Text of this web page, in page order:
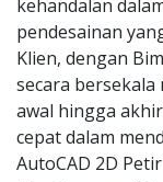
kehandalan
pendesainan
Klien, dengan
secara
awal hingga
cepat dalam
AutoCAD 2D